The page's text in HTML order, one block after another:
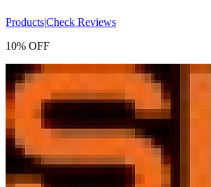
Products|Check Reviews
10% OFF